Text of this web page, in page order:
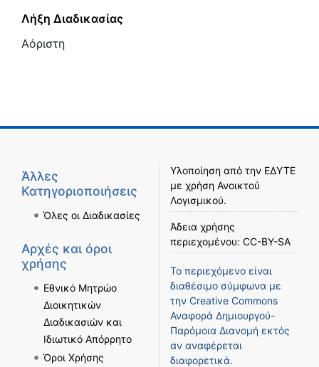
Λήξη Διαδικασίας
Αόριστη
Άλλες
Κατηγοριοποιήσεις
Όλες οι Διαδικασίες
Αρχές και όροι
χρήσης
Εθνικό Μητρώο
Διοικητικών
Διαδικασιών και
Ιδιωτικό Απόρρητο
Όροι Χρήσης
Υλοποίηση από την ΕΔΥΤΕ
με χρήση Ανοικτού
Λογισμικού.
Άδεια χρήσης
περιεχομένου: CC-BY-SA
Το περιεχόμενο είναι
διαθέσιμο σύμφωνα με
την Creative Commons
Αναφορά Δημιουργού-
Παρόμοια Διανομή εκτός
αν αναφέρεται
διαφορετικά.